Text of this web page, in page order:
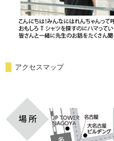
アクセスマップ